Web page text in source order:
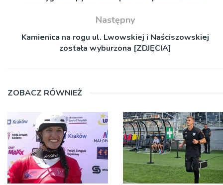
Następny
Kamienica na rogu ul. Lwowskiej i Naściszowskiej
została wyburzona [ZDJĘCIA]
ZOBACZ RÓWNIEŻ